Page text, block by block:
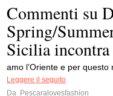
Commenti su
Spring/
Sicilia incontra
amo l’Oriente e per
Leggere il seguito
Da Pescaralovesfashion